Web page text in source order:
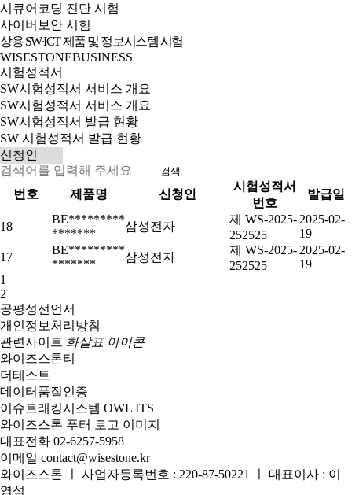
시큐어코딩 진단 시험
사이버보안 시험
상용 SW∙ICT 제품 및 정보시스템 시험
WISESTONEBUSINESS
시험성적서
SW시험성적서 서비스 개요
SW시험성적서 서비스 개요
SW시험성적서 발급 현황
SW 시험성적서 발급 현황
검색
번호 제품명 신청인
시험성적서
번호
발급일
18
BE*********
*******
삼성전자
제 WS-2025-
252525
2025-02-
19
17
BE*********
*******
삼성전자
제 WS-2025-
252525
2025-02-
19
1
2
공평성선언서
개인정보처리방침
관련사이트 화살표 아이콘
와이즈스톤티
더테스트
데이터품질인증
이슈트래킹시스템 OWL ITS
와이즈스톤 푸터 로고 이미지
대표전화 02-6257-5958
이메일 contact@wisestone.kr
와이즈스톤 ㅣ 사업자등록번호 : 220-87-50221 ㅣ 대표이사 : 이
영석